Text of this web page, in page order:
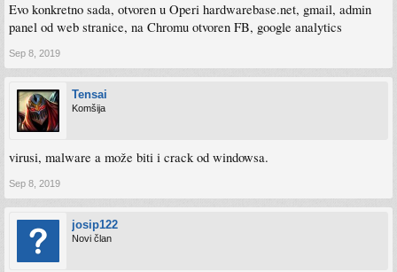
Evo konkretno sada, otvoren u Operi hardwarebase.net, gmail, admin
panel od web stranice, na Chromu otvoren FB, google analytics
Sep 8, 2019
Tensai
Komšija
virusi, malware a može biti i crack od windowsa.
Sep 8, 2019
josip122
Novi član